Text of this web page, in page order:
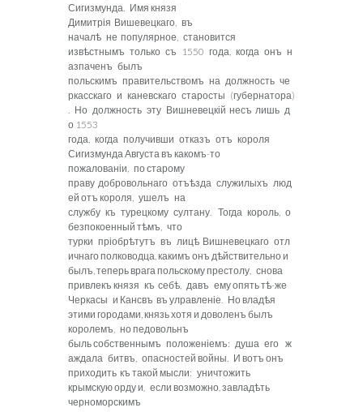
Сигизмунда. Имя князя
Димитрія Вишевецкаго, въ
началѣ не популярное, становится
извѣстнымъ только съ 1550 года, когда онъ н
азпаченъ былъ
польскимъ правительствомъ на должность че
ркасскаго и каневскаго старосты (губернатора)
. Но должность эту Вишневецкій несъ лишь д
о 1553
года, когда получивши отказъ отъ короля
Сигизмунда Августа въ какомъ-то
пожалованіи, по старому
праву добровольнаго отъѣзда служилыхъ люд
ей отъ короля, ушелъ на
службу къ турецкому султану. Тогда король, о
безпокоенный тѣмъ, что
турки пріобрѣтутъ въ лицѣ Вишневецкаго отл
ичнаго полководца, какимъ онъ дѣйствительно и
былъ, теперь врага польскому престолу, снова
привлекъ князя къ себѣ, давъ ему опять тѣ-же
Черкасы и Кансвъ въ улравленіе. Но владѣя
этими городами, князь хотя и доволенъ былъ
королемъ, но педовольнъ
быльсобственнымъ положеніемъ: душа его ж
аждала битвъ, опасностей войны. И вотъ онъ
приходить къ такой мысли: уничтожить
крымскую орду и если возможно, завладѣть
черноморскимъ